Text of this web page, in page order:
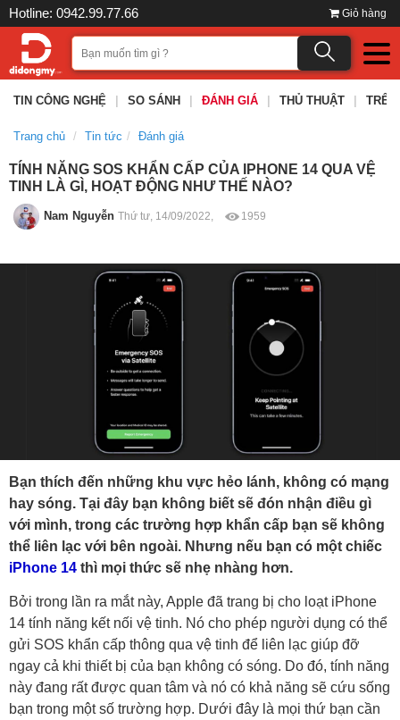
Hotline: 0942.99.77.66 Giỏ hàng
TIN CÔNG NGHỆ SO SÁNH ĐÁNH GIÁ THỦ THUẬT TRÊN
Trang chủ Tin tức Đánh giá
TÍNH NĂNG SOS KHẨN CẤP CỦA IPHONE 14 QUA VỆ
TINH LÀ GÌ, HOẠT ĐỘNG NHƯ THẾ NÀO?
Nam Nguyễn Thứ tư, 14/09/2022, 1959
Bạn thích đến những khu vực hẻo lánh, không có mạng
hay sóng. Tại đây bạn không biết sẽ đón nhận điều gì
với mình, trong các trường hợp khẩn cấp bạn sẽ không
thể liên lạc với bên ngoài. Nhưng nếu bạn có một chiếc
iPhone 14 thì mọi thức sẽ nhẹ nhàng hơn.
Bởi trong lần ra mắt này, Apple đã trang bị cho loạt iPhone
14 tính năng kết nối vệ tinh. Nó cho phép người dụng có thể
gửi SOS khẩn cấp thông qua vệ tinh để liên lạc giúp đỡ
ngay cả khi thiết bị của bạn không có sóng. Do đó, tính năng
này đang rất được quan tâm và nó có khả năng sẽ cứu sống
bạn trong một số trường hợp. Dưới đây là mọi thứ bạn cần